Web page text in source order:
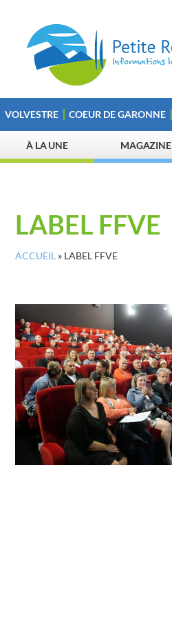
VOLVESTRE COEUR DE GARONNE
À LA UNE MAGAZINE
LABEL FFVE
ACCUEIL » LABEL FFVE